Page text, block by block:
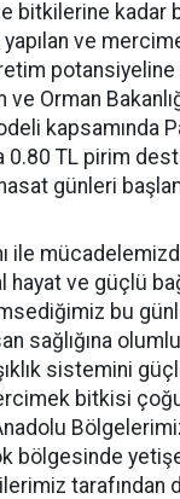
bitkilerine kadar
ve
potansiyeline
Orman
kapsamında
0.80 TL pirim
günleri
ile
ve güçlü
bu
sağlığına
sistemini
bitkisi
bölgesinde